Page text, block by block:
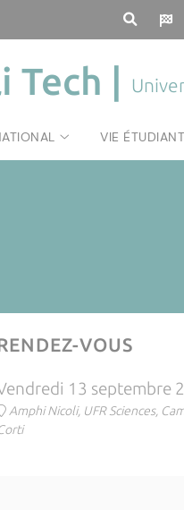
|
VIE
VOUS
13 septembre
Amphi Nicoli, UFR Sciences,